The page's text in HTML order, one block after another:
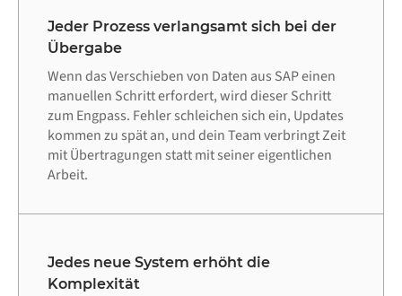
Jeder Prozess verlangsamt sich bei der
Übergabe
Wenn das Verschieben von Daten aus SAP einen
manuellen Schritt erfordert, wird dieser Schritt
zum Engpass. Fehler schleichen sich ein, Updates
kommen zu spät an, und dein Team verbringt Zeit
mit Übertragungen statt mit seiner eigentlichen
Arbeit.
Jedes neue System erhöht die
Komplexität